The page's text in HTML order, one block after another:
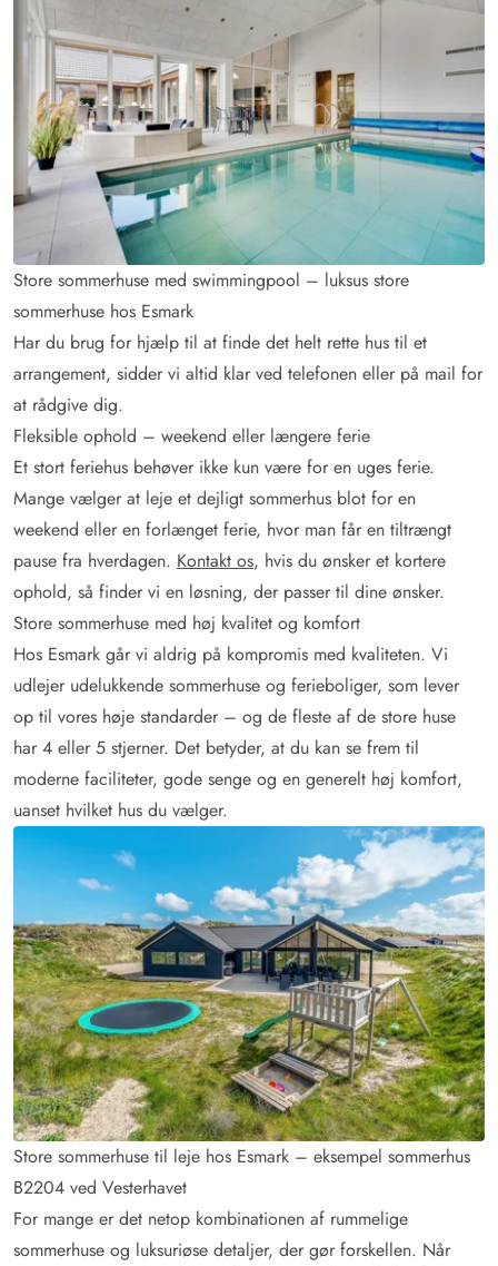
Store sommerhuse med swimmingpool – luksus store
sommerhuse hos Esmark
Har du brug for hjælp til at finde det helt rette hus til et
arrangement, sidder vi altid klar ved telefonen eller på mail for
at rådgive dig.
Fleksible ophold – weekend eller længere ferie
Et stort feriehus behøver ikke kun være for en uges ferie.
Mange vælger at leje et dejligt sommerhus blot for en
weekend eller en forlænget ferie, hvor man får en tiltrængt
pause fra hverdagen. Kontakt os, hvis du ønsker et kortere
ophold, så finder vi en løsning, der passer til dine ønsker.
Store sommerhuse med høj kvalitet og komfort
Hos Esmark går vi aldrig på kompromis med kvaliteten. Vi
udlejer udelukkende sommerhuse og ferieboliger, som lever
op til vores høje standarder – og de fleste af de store huse
har 4 eller 5 stjerner. Det betyder, at du kan se frem til
moderne faciliteter, gode senge og en generelt høj komfort,
uanset hvilket hus du vælger.
Store sommerhuse til leje hos Esmark – eksempel sommerhus
B2204 ved Vesterhavet
For mange er det netop kombinationen af rummelige
sommerhuse og luksuriøse detaljer, der gør forskellen. Når